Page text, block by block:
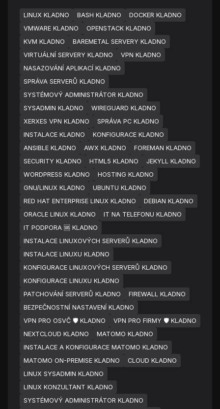
LINUX KLADNO BASH KLADNO
DOCKER KLADNO
VMWARE KLADNO
OPENSTACK KLADNO
KVM KLADNO
BAREMETAL SERVERY KLADNO
VIRTUÁLNÍ SERVERY KLADNO
VPN KLADNO
NASAZOVÁNÍ APLIKACÍ KLADNO
SPRÁVA SERVERŮ KLADNO
SYSTÉMOVÝ ADMINISTRÁTOR KLADNO
SYSADMIN KLADNO
WIREGUARD KLADNO
XERXES VPN KLADNO
SPRÁVA PC KLADNO
INSTALACE KLADNO
KONFIGURACE KLADNO
ANSIBLE KLADNO
AWX KLADNO
FOREMAN KLADNO
SECURITY KLADNO
HTML5 KLADNO
JEKYLL KLADNO
WORDPRESS KLADNO
HOSTING KLADNO
GNU/LINUX KLADNO
UBUNTU KLADNO
RED HAT ENTERPRISE LINUX KLADNO
DEBIAN KLADNO
ORACLE LINUX KLADNO
IT NA TELEFONU KLADNO
IT PODPORA 🆘 KLADNO
INSTALACE LINUXOVÝCH SERVERŮ KLADNO
INSTALACE LINUXU KLADNO
KONFIGURACE LINUXOVÝCH SERVERŮ KLADNO
KONFIGURACE LINUXU KLADNO
PATCHOVÁNÍ SERVERŮ KLADNO
FIREWALL KLADNO
BEZPEČNOSTNÍ NASTAVENÍ KLADNO
VPN PRO OSVČ 🛡️ KLADNO
VPN PRO FIRMY 🛡️ KLADNO
NEXTCLOUD KLADNO
MATOMO KLADNO
INSTALACE A KONFIGURACE MATOMO KLADNO
MATOMO ON-PREMISE KLADNO
CLOUD KLADNO
LINUX SYSADMIN KLADNO
LINUX KONZULTANT KLADNO
SYSTÉMOVÝ ADMINISTRÁTOR KLADNO